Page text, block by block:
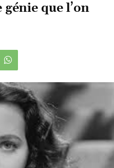
que l’on